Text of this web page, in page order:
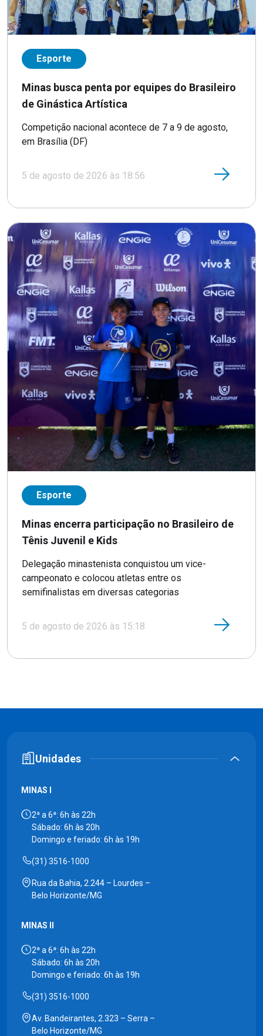
Esporte
Minas busca penta por equipes do Brasileiro
de Ginástica Artística
Competição nacional acontece de 7 a 9 de agosto,
em Brasília (DF)
5 de agosto de 2026 às 18:56
Esporte
Minas encerra participação no Brasileiro de
Tênis Juvenil e Kids
Delegação minastenista conquistou um vice-
campeonato e colocou atletas entre os
semifinalistas em diversas categorias
5 de agosto de 2026 às 15:18
Unidades
MINAS I
2ª a 6ª: 6h às 22h
Sábado: 6h às 20h
Domingo e feriado: 6h às 19h
(31) 3516-1000
Rua da Bahia, 2.244 – Lourdes –
Belo Horizonte/MG
MINAS II
2ª a 6ª: 6h às 22h
Sábado: 6h às 20h
Domingo e feriado: 6h às 19h
(31) 3516-1000
Av. Bandeirantes, 2.323 – Serra –
Belo Horizonte/MG